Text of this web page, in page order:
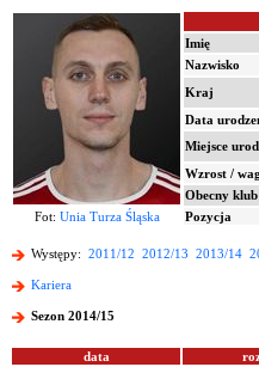
Imię
Nazwisko
Kraj
Data
Miejsce
Wzrost /
Obecny klub
Fot: Unia Turza Śląska Pozycja
Występy: 2011/12 2012/13 2013/14
Kariera
Sezon 2014/15
data